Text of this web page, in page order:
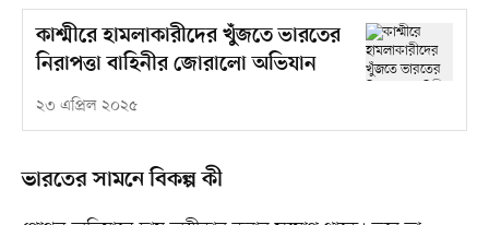
কাশ্মীরে হামলাকারীদের খুঁজতে ভারতের
নিরাপত্তা বাহিনীর জোরালো অভিযান
২৩ এপ্রিল ২০২৫
ভারতের সামনে বিকল্প কী